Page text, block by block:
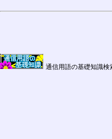
通信用語の基礎知識検